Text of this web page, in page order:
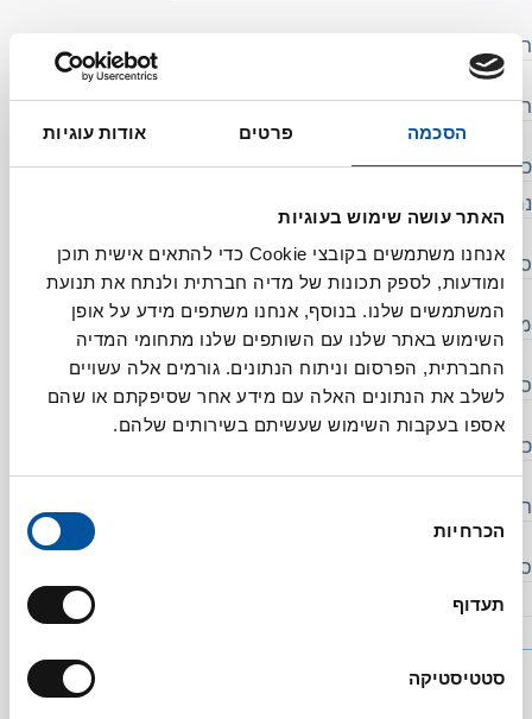
הסכמה פרטים אודות עוגיות
האתר עושה שימוש בעוגיות
אנחנו משתמשים בקובצי Cookie כדי להתאים אישית תוכן
ומודעות, לספק תכונות של מדיה חברתית ולנתח את תנועת
המשתמשים שלנו. בנוסף, אנחנו משתפים מידע על אופן
השימוש באתר שלנו עם השותפים שלנו מתחומי המדיה
החברתית, הפרסום וניתוח הנתונים. גורמים אלה עשויים
לשלב את הנתונים האלה עם מידע אחר שסיפקתם או שהם
אספו בעקבות השימוש שעשיתם בשירותים שלהם.
בחירת
הסכמה
הכרחיות
תעדוף
סטטיסטיקה
חומצות שומן רוויות (גרם)
חומצות שומן טראנס (גרם) 0.6
כולסטרול (מ”ג)
75
נתרן (מ"ג)
סך הפחמימות (גרם) 8.2
מתוכן:
סוכרים
כפיות סוכר
חלבונים (גרם)
סידן (מ"ג)